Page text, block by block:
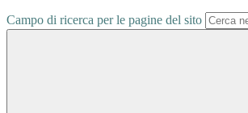
Campo di ricerca per le pagine del sito